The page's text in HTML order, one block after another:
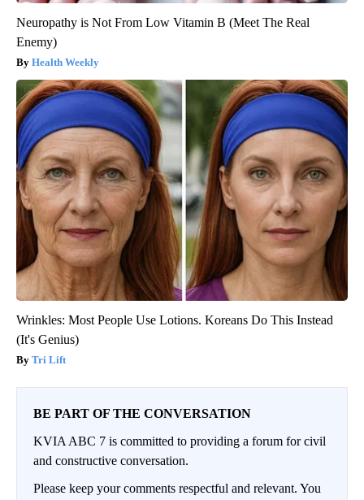
Neuropathy is Not From Low Vitamin B (Meet The Real
Enemy)
Health Weekly
Wrinkles: Most People Use Lotions. Koreans Do This Instead
(It's Genius)
Tri Lift
BE PART OF THE CONVERSATION
KVIA ABC 7 is committed to providing a forum for civil
and constructive conversation.
Please keep your comments respectful and relevant. You